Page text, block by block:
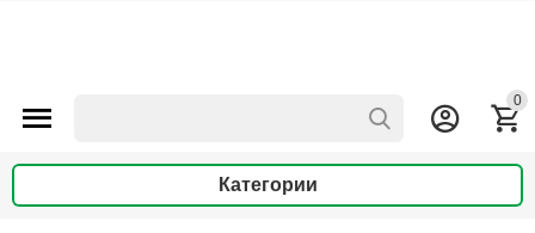
0
Категории